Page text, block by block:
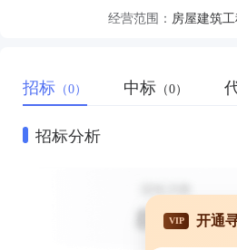
经营范围：
招标 （0） 中标 （0）
招标分析
VIP 开通